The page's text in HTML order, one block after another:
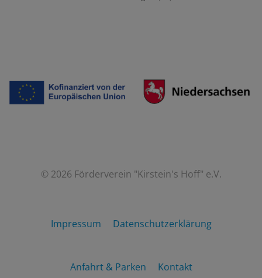
© 2026 Förderverein "Kirstein's Hoff" e.V.
Impressum Datenschutzerklärung
Anfahrt & Parken Kontakt